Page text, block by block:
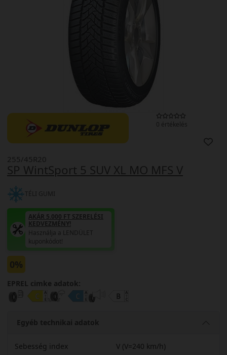
0 értékelés
SP WintSport 5 SUV XL MO MFS V
255/45R20
TÉLI GUMI
AKÁR 5.000 FT SZERELÉSI
KEDVEZMÉNY!
Használja a LENDÜLET
kuponkódot!
0%
EPREL cimke adatok:
Egyéb technikai adatok
Sebesség index
V (V=240 km/h)